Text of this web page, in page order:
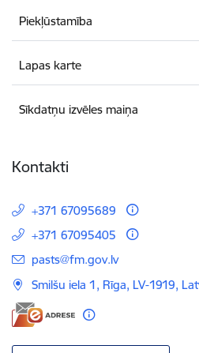
Piekļūstamība
Lapas karte
Sīkdatņu izvēles maiņa
Kontakti
+371 67095689
+371 67095405
E-pasts:
pasts@fm.gov.lv
Smilšu iela 1, Rīga, LV-1919,